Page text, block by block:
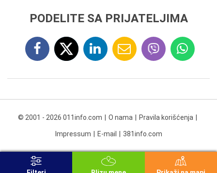
PODELITE SA PRIJATELJIMA
© 2001 - 2026 011info.com O nama Pravila korišćenja
Impressum E-mail 381info.com